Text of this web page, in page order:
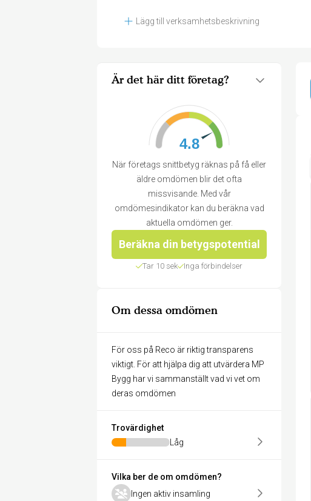
Lägg till verksamhetsbeskrivning
Är det här ditt företag?
4.8
När företags snittbetyg räknas på få eller
äldre omdömen blir det ofta
missvisande. Med vår
omdömesindikator kan du beräkna vad
aktuella omdömen ger.
Beräkna din betygspotential
Tar 10 sek Inga förbindelser
Om dessa omdömen
För oss på Reco är riktig transparens
viktigt. För att hjälpa dig att utvärdera MP
Bygg har vi sammanställt vad vi vet om
deras omdömen
Trovärdighet
Låg
Vilka ber de om omdömen?
Ingen aktiv insamling